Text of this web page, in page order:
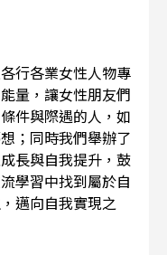
行各業女性人物專
量，讓女性朋友們
件與際遇的人，如
；同時我們舉辦了
長與自我提升，鼓
學習中找到屬於自
邁向自我實現之